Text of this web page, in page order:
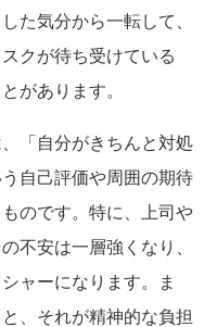
た気分から一転して、
クが待ち受けている
があります。
「自分がきちんと対処
自己評価や周囲の期待
のです。特に、上司や
不安は一層強くなり、
ャーになります。ま
、それが精神的な負担